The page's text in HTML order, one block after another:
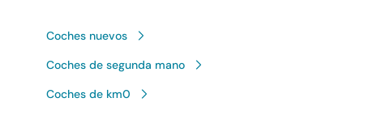
Coches nuevos
Coches de segunda mano
Coches de km0